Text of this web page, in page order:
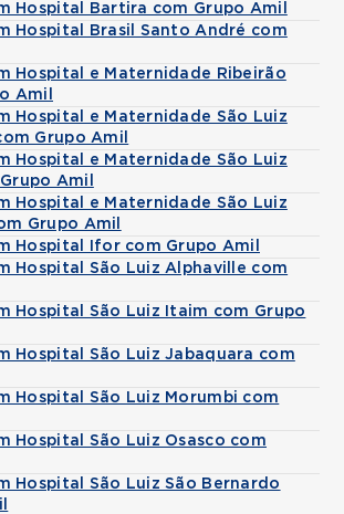
Hospital Bartira com Grupo Amil
Hospital Brasil Santo André com
Hospital e Maternidade Ribeirão
Amil
Hospital e Maternidade São Luiz
Grupo Amil
Hospital e Maternidade São Luiz
Amil
Hospital e Maternidade São Luiz
Grupo Amil
Hospital Ifor com Grupo Amil
Hospital São Luiz Alphaville com
Hospital São Luiz Itaim com Grupo
Hospital São Luiz Jabaquara com
Hospital São Luiz Morumbi com
Hospital São Luiz Osasco com
Hospital São Luiz São Bernardo